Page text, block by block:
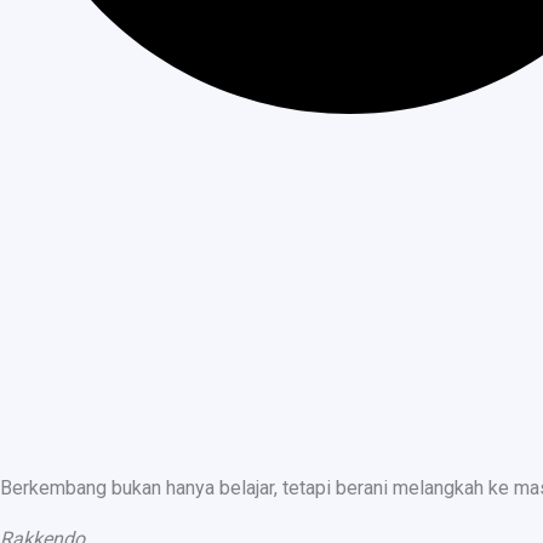
Berkembang bukan hanya belajar, tetapi berani melangkah ke